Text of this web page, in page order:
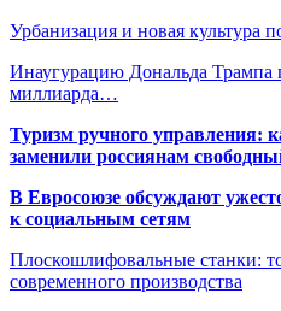
Урбанизация и новая культура
Инаугурацию Дональда Трампа
миллиарда…
Туризм ручного управления:
заменили россиянам
В Евросоюзе обсуждают
к социальным сетям
Плоскошлифовальные станки:
современного производства